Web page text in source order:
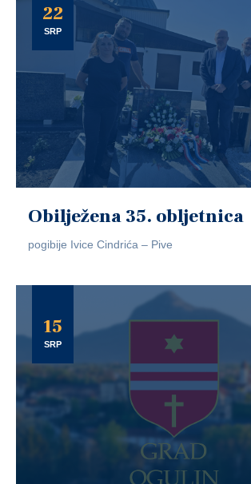
22
SRP
Obilježena 35. obljetnica
pogibije Ivice Cindrića – Pive
15
SRP